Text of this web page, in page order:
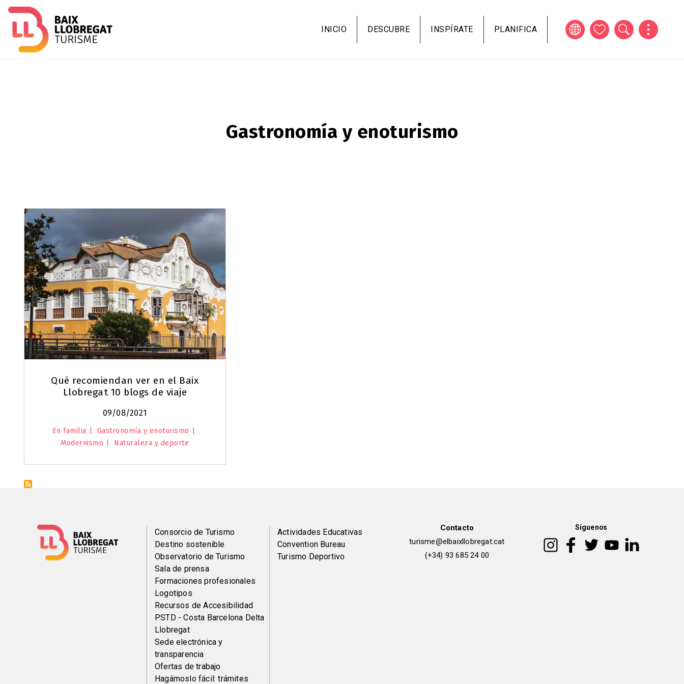
contenido
principal
INICIO DESCUBRE INSPÍRATE PLANIFICA
Gastronomía y enoturismo
Qué recomiendan ver en el Baix
Llobregat 10 blogs de viaje
09/08/2021
En familia
Gastronomía y enoturismo
Modernismo
Naturaleza y deporte
Menú
del
pie
Consorcio de Turismo
Destino sostenible
Observatorio de Turismo
Sala de prensa
Formaciones profesionales
Logotipos
Recursos de Accesibilidad
PSTD - Costa Barcelona Delta
Llobregat
Sede electrónica y
transparencia
Ofertas de trabajo
Hagámoslo fácil: trámites
Peu
de
Actividades Educativas
Convention Bureau
Turismo Deportivo
Contacto
turisme@elbaixllobregat.cat
(+34) 93 685 24 00
Síguenos